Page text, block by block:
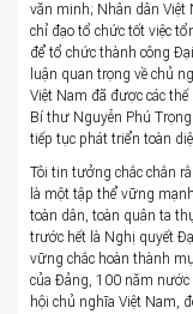
văn minh; Nhân dân Việt
chỉ đạo tổ chức tốt việc
để tổ chức thành công
luận quan trọng về chủ
Việt Nam đã được các
Bí thư Nguyễn Phú
tiếp tục phát triển toàn
Tôi tin tưởng chắc chắn
là một tập thể vững
toàn dân, toàn quân ta
trước hết là Nghị quyết
vững chắc hoàn thành
của Đảng, 100 năm nước
hội chủ nghĩa Việt Nam,